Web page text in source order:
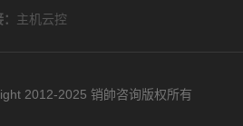
主机云控
2012-2025 销帥咨询版权所有